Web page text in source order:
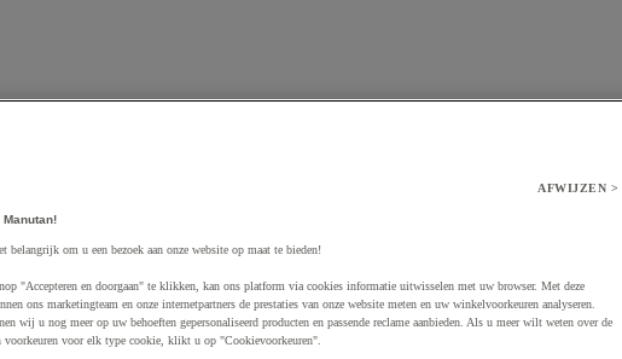
aan winkelwagen
AFWIJZEN >
belangrijk om u een bezoek aan onze website op maat te bieden!
"Accepteren en doorgaan" te klikken, kan ons platform via cookies informatie uitwisselen met uw browser. Met deze
ons marketingteam en onze internetpartners de prestaties van onze website meten en uw winkelvoorkeuren analyseren.
wij u nog meer op uw behoeften gepersonaliseerd producten en passende reclame aanbieden. Als u meer wilt weten over de
voorkeuren voor elk type cookie, klikt u op "Cookievoorkeuren".